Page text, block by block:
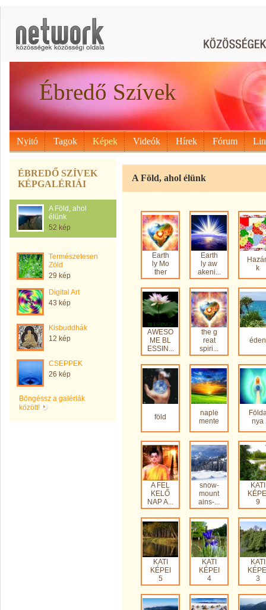
Ébredő Szívek
Nyitó Tagok Képek Videók Hírek Fórum
ÉBREDŐ SZÍVEK
KÉPGALÉRIÁI
A Föld, ahol
élünk
52 kép
Természetesen
Zöld
29 kép
Digital Art
43 kép
Kisbuddhák
12 kép
CSEPPEK
26 kép
Böngéssz a galériák
között!
A Föld, ahol élünk
Earth
ly Mo
ther
Earth
ly aw
akeni...
k
AWESO
ME BL
ESSIN...
the g
reat
spiri...
éden
föld
naple
mente
nya
A FEL
KELŐ
NAP A...
snow-
mount
ains-...
KATI
9
KATI
KÉPEI
5
KATI
KÉPEI
4
KATI
3